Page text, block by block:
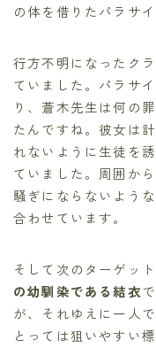
の体を借りたパラサ
行方不明になったク
ていました。パラサ
り、蒼木先生は何の
たんですね。彼女は
れないように生徒を
ていました。周囲か
騒ぎにならないよう
合わせています。
そして次のターゲッ
の幼馴染である結衣
が、それゆえに一人
とっては狙いやすい